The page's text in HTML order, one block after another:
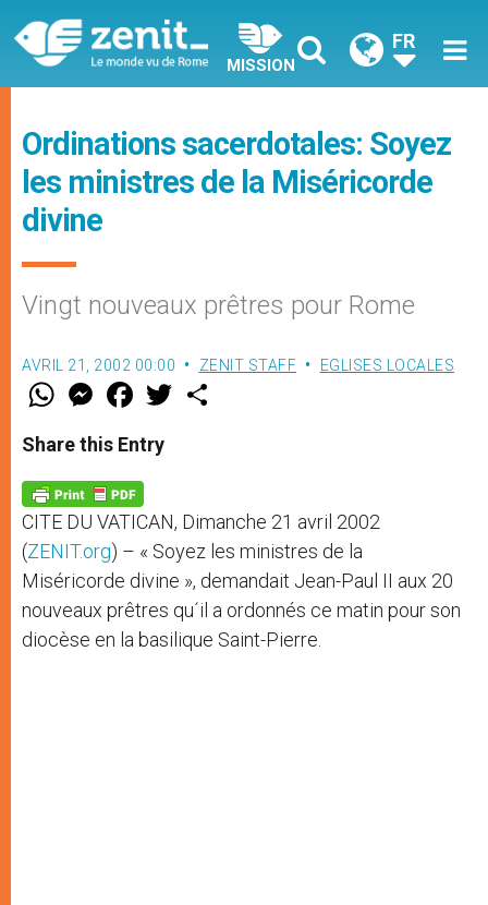
MISSION
FR
Ordinations sacerdotales: Soyez
les ministres de la Miséricorde
divine
Vingt nouveaux prêtres pour Rome
AVRIL 21, 2002 00:00 ZENIT STAFF EGLISES LOCALES
W
t
s
p
p
M
e
s
e
g
e
r
F
a
e
b
o
k
w
Share this Entry
CITE DU VATICAN, Dimanche 21 avril 2002
(ZENIT.org) – « Soyez les ministres de la
Miséricorde divine », demandait Jean-Paul II aux 20
nouveaux prêtres qu´il a ordonnés ce matin pour son
diocèse en la basilique Saint-Pierre.